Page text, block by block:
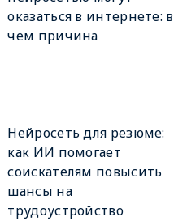
оказаться в интернете: в
чем причина
Нейросеть для резюме:
как ИИ помогает
соискателям повысить
шансы на
трудоустройство